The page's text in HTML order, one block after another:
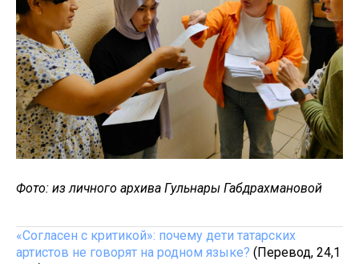
Фото: из личного архива Гульнары Габдрахмановой
«Согласен с критикой»: почему дети татарских
артистов не говорят на родном языке? (Перевод, 24,1